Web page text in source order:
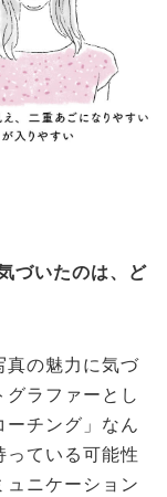
づいたのは、ど
真の魅力に気づ
ラファーとし
ーチング」なん
っている可能性
ュニケーション